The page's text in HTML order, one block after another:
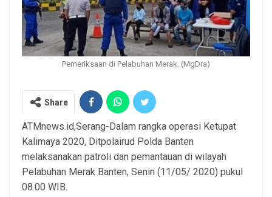
Pemeriksaan di Pelabuhan Merak. (MgDra)
Share
ATMnews.id,Serang-Dalam rangka operasi Ketupat
Kalimaya 2020, Ditpolairud Polda Banten
melaksanakan patroli dan pemantauan di wilayah
Pelabuhan Merak Banten, Senin (11/05/ 2020) pukul
08.00 WIB.